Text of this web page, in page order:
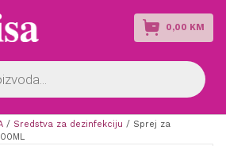
0,00 KM
/ Sredstva za dezinfekciju / Sprej za